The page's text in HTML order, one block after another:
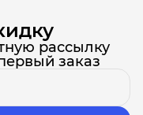
рассылку
заказ